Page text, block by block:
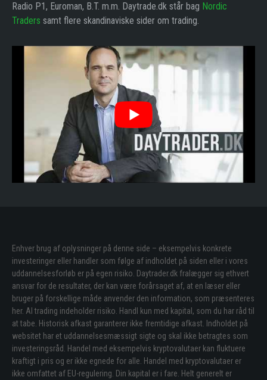
Radio P1, Euroman, B.T. m.m. Daytrade.dk står bag Nordic
Traders samt flere skandinaviske sider om trading.
Enhver brug af oplysninger på denne side – eksempelvis konkrete
investeringer eller handler som følge af indholdet på siden eller i vores
uddannelsesforløb er på egen risiko. Daytrader.dk fralægger sig ethvert
ansvar for de resultater, der kan være forårsaget af, at en læser eller
bruger på forskellige måde anvender den information, som præsenteres
her. Al trading indeholder risiko. Handl kun med kapital, som du har råd til
at tabe. Historisk afkast garanterer ikke fremtidige afkast. Indholdet på
websitet har et uddannelsesmæssigt sigte og skal ikke betragtes som
investeringsråd. Handel med eksempelvis kryptovalutaer kan fluktuere
kraftigt i pris og er ikke egnede for alle. Handel med kryptovalutaer er
ikke omfattet af EU-regulering. Din kapital er i fare. Helt generelt er